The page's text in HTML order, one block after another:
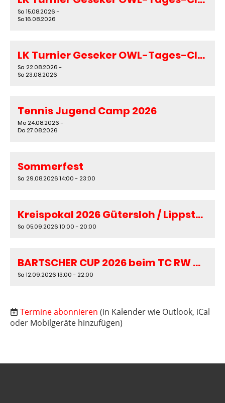
Sa 15.08.2026 -
So 16.08.2026
LK Turnier Geseker OWL-Tages-Classics 2026
Sa 22.08.2026 -
So 23.08.2026
Tennis Jugend Camp 2026
Mo 24.08.2026 -
Do 27.08.2026
Sommerfest
Sa 29.08.2026 14:00 - 23:00
Kreispokal 2026 Gütersloh / Lippstadt
Sa 05.09.2026 10:00 - 20:00
BARTSCHER CUP 2026 beim TC RW GESEKE
Sa 12.09.2026 13:00 - 22:00
Termine abonnieren (in Kalender wie Outlook, iCal
oder Mobilgeräte hinzufügen)